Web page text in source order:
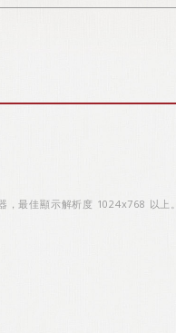
最佳顯示解析度 1024x768 以上。